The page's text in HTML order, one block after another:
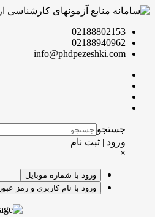
02188802153
02188940962
info@phdpezeshki.com
جستجو
ورود | ثبت نام
×
ورود با شماره موبایل
ورود با نام کاربری و رمز عبور